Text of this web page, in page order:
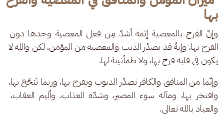
بها
وإنّ الفرح بالمعصية إثمه أشدّ مِن فعل المعصية وحدها دون
الفرح بها، وإنهُ قد يصدُر الذنب والمعصية من المؤمن، لكن والله لا
يكون في قلبه فرح بها، ولا طمأنينة لها.
وإنّما من المنافق والكافر تصدُر الذنوب ويفرح بها، وربما تَبَجَّحَ بها،
وافتخر بها، ومآله سوء المصير، وشدّة العذاب، وأليم العقاب،
والعياذ بالله تعالى.